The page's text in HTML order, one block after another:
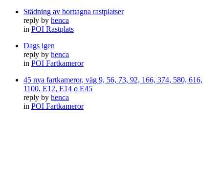
Städning av borttagna rastplatser
reply by henca
in POI Rastplats
Dags igen
reply by henca
in POI Fartkameror
45 nya fartkameror, väg 9, 56, 73, 92, 166, 374, 580, 616,
1100, E12, E14 o E45
reply by henca
in POI Fartkameror